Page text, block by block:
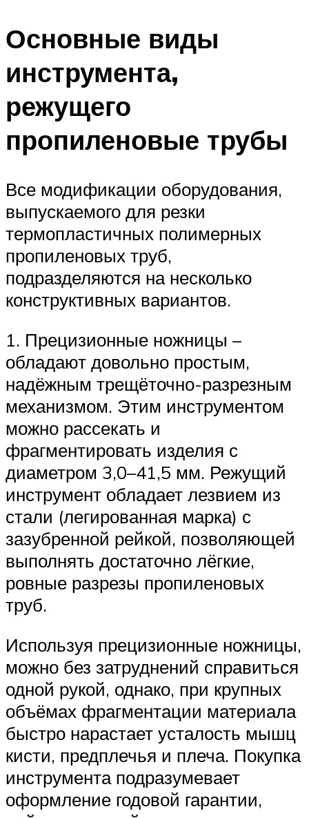
Основные виды
инструмента,
режущего
пропиленовые трубы
Все модификации оборудования,
выпускаемого для резки
термопластичных полимерных
пропиленовых труб,
подразделяются на несколько
конструктивных вариантов.
1. Прецизионные ножницы –
обладают довольно простым,
надёжным трещёточно-разрезным
механизмом. Этим инструментом
можно рассекать и
фрагментировать изделия с
диаметром 3,0–41,5 мм. Режущий
инструмент обладает лезвием из
стали (легированная марка) с
зазубренной рейкой, позволяющей
выполнять достаточно лёгкие,
ровные разрезы пропиленовых
труб.
Используя прецизионные ножницы,
можно без затруднений справиться
одной рукой, однако, при крупных
объёмах фрагментации материала
быстро нарастает усталость мышц
кисти, предплечья и плеча. Покупка
инструмента подразумевает
оформление годовой гарантии,